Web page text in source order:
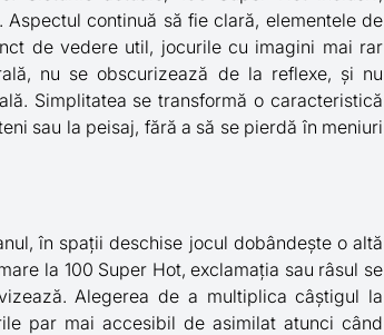
continuă să fie clară, elementele de
de vedere util, jocurile cu imagini mai rar
nu se obscurizează de la reflexe, și nu
Simplitatea se transformă o caracteristică
sau la peisaj, fără a să se pierdă în meniuri
în spații deschise jocul dobândește o altă
la 100 Super Hot, exclamația sau râsul se
Alegerea de a multiplica câștigul la
par mai accesibil de asimilat atunci când